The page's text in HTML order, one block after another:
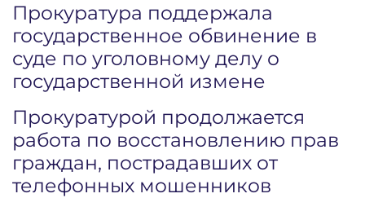
Прокуратура поддержала
государственное обвинение в
суде по уголовному делу о
государственной измене
Прокуратурой продолжается
работа по восстановлению прав
граждан, пострадавших от
телефонных мошенников